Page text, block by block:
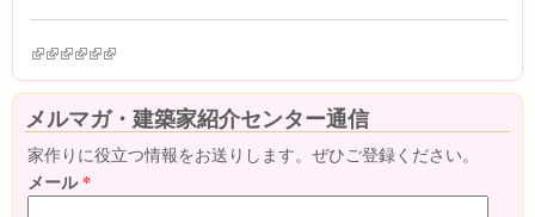
(link is external)
(link is external)
(link is external)
(link is external)
(link is external)
(link is external)
メルマガ・建築家紹介センター通信
家作りに役立つ情報をお送りします。ぜひご登録ください。
メール*